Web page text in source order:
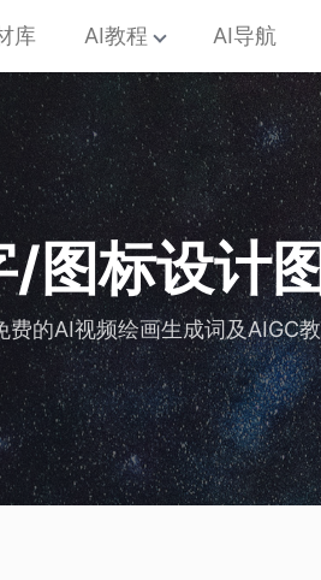
库 AI教程 AI导航
/图标设计
费的AI视频绘画生成词及AIGC